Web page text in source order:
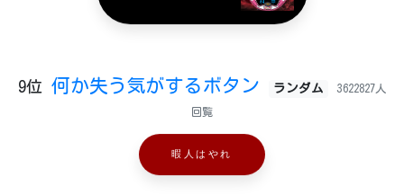
9位 何か失う気がするボタン ランダム 3622827人
回覧
暇人はやれ